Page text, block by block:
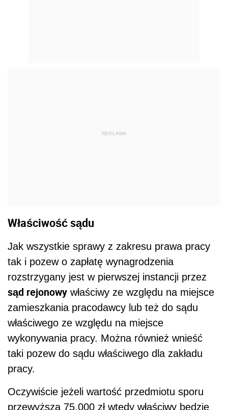
REKLAMA
Właściwość sądu
Jak wszystkie sprawy z zakresu prawa pracy
tak i pozew o zapłatę wynagrodzenia
rozstrzygany jest w pierwszej instancji przez
sąd rejonowy właściwy ze względu na miejsce
zamieszkania pracodawcy lub też do sądu
właściwego ze względu na miejsce
wykonywania pracy. Można również wnieść
taki pozew do sądu właściwego dla zakładu
pracy.
Oczywiście jeżeli wartość przedmiotu sporu
przewyższa 75.000 zł wtedy właściwy będzie